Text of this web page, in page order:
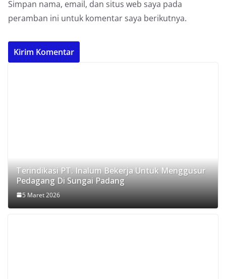
Simpan nama, email, dan situs web saya pada
peramban ini untuk komentar saya berikutnya.
Terindikasi PT. Inalum Bekerja Untuk Menggusur
Pedagang Di Sungai Padang
5 Maret 2026